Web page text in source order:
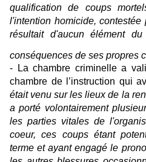
qualification de coups
l'intention homicide,
résultait d'aucun élément
conséquences de ses propres
- La chambre criminelle a
chambre de l’instruction qui
était venu sur les lieux de la
a porté volontairement
les parties vitales de
coeur, ces coups étant
terme et ayant engagé le